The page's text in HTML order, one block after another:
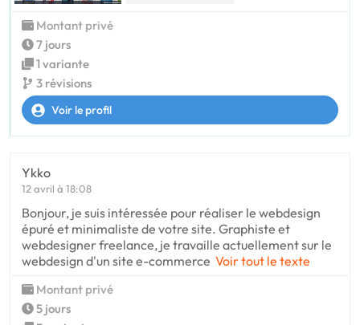
Montant privé
7 jours
1 variante
3 révisions
Voir le profil
Ykko
12 avril à 18:08
Bonjour, je suis intéressée pour réaliser le webdesign
épuré et minimaliste de votre site. Graphiste et
webdesigner freelance, je travaille actuellement sur le
webdesign d'un site e-commerce Voir tout le texte
Montant privé
5 jours